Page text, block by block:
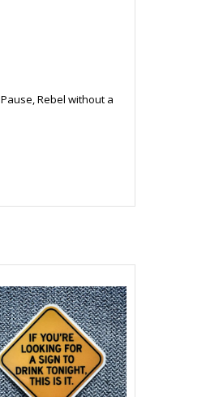
Rebel without a